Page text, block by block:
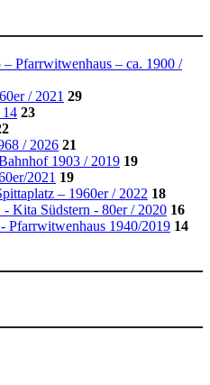
Pfarrwitwenhaus – ca. 1900 /
/ 2021 29
14 23
/ 2026 21
1903 / 2019 19
2021 19
– 1960er / 2022 18
Kita Südstern - 80er / 2020 16
Pfarrwitwenhaus 1940/2019 14